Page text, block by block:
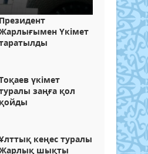
Президент
Үкімет
үкімет
заңға қол
қойды
кеңес туралы
шықты